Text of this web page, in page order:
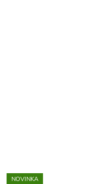
NOVINKA